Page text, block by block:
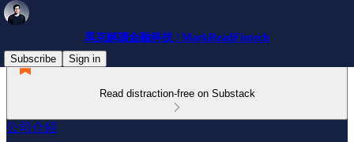
馬克解讀金融科技 | MarkReadFintech
Subscribe
Sign in
Read distraction-free on Substack
公司介紹